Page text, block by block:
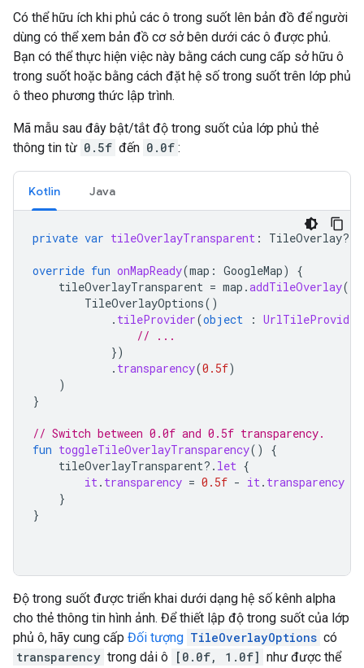
Có thể hữu ích khi phủ các ô trong suốt lên bản đồ để người
dùng có thể xem bản đồ cơ sở bên dưới các ô được phủ.
Bạn có thể thực hiện việc này bằng cách cung cấp sở hữu ô
trong suốt hoặc bằng cách đặt hệ số trong suốt trên lớp phủ
ô theo phương thức lập trình.
Mã mẫu sau đây bật/tắt độ trong suốt của lớp phủ thẻ
thông tin từ 0.5f đến 0.0f :
Kotlin Java
private var tileOverlayTransparent : TileOverlay?
override fun onMapReady(map : GoogleMap)
{
tileOverlayTransparent = map .addTileOverlay(
TileOverlayOptions()
. tileProvider(object : UrlTileProvider
// ...
})
. transparency(0.5f)
)
}
// Switch between 0.0f and 0.5f transparency.
fun toggleTileOverlayTransparency()
{
tileOverlayTransparent?. let {
it. transparency = 0.5f - it. transparency
}
}
Độ trong suốt được triển khai dưới dạng hệ số kênh alpha
cho thẻ thông tin hình ảnh. Để thiết lập độ trong suốt của lớp
phủ ô, hãy cung cấp Đối tượng TileOverlayOptions có
transparency trong dải ô [0.0f, 1.0f]
như được thể